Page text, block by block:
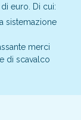
euro. Di cui:
sistemazione
merci
di scavalco